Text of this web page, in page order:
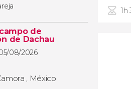
de
de Dachau
08/2026
, México
1h